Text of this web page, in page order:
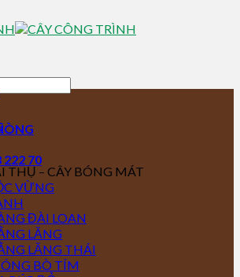
222 70
THỤ – CÂY BÓNG MÁT
VỪNG
ĐÀI LOAN
LĂNG
LĂNG THÁI
BÒ TÍM